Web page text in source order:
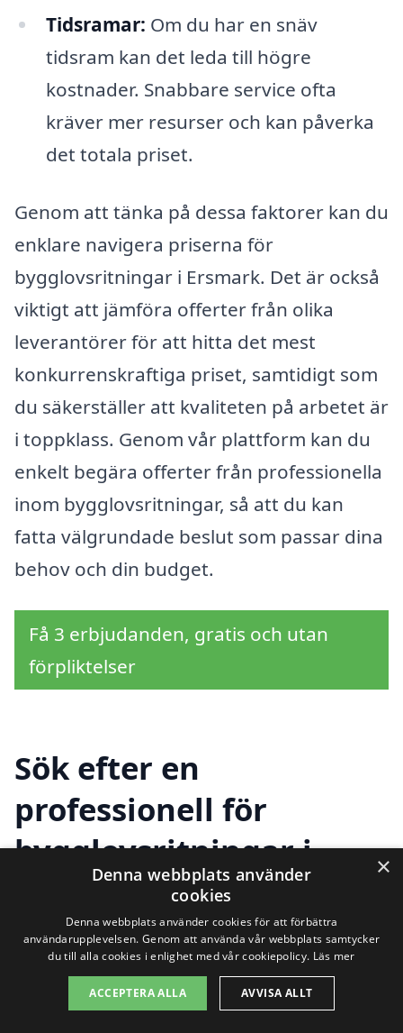
Tidsramar: Om du har en snäv
tidsram kan det leda till högre
kostnader. Snabbare service ofta
kräver mer resurser och kan påverka
det totala priset.
Genom att tänka på dessa faktorer kan du
enklare navigera priserna för
bygglovsritningar i Ersmark. Det är också
viktigt att jämföra offerter från olika
leverantörer för att hitta det mest
konkurrenskraftiga priset, samtidigt som
du säkerställer att kvaliteten på arbetet är
i toppklass. Genom vår plattform kan du
enkelt begära offerter från professionella
inom bygglovsritningar, så att du kan
fatta välgrundade beslut som passar dina
behov och din budget.
Få 3 erbjudanden, gratis och utan
förpliktelser
Sök efter en
professionell för
bygglovsritningar i
andra städer nära
Ersmark
Att hitta rätt hjälp för bygglovsritningar i
×
Denna webbplats använder
cookies
Denna webbplats använder cookies för att förbättra
användarupplevelsen. Genom att använda vår webbplats samtycker
du till alla cookies i enlighet med vår cookiepolicy. Läs mer
ACCEPTERA ALLA AVVISA ALLT